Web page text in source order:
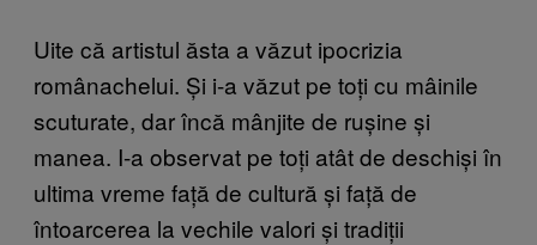
Uite că artistul ăsta a văzut ipocrizia
românachelui. Și i-a văzut pe toți cu mâinile
scuturate, dar încă mânjite de rușine și
manea. I-a observat pe toți atât de deschiși în
ultima vreme față de cultură și față de
întoarcerea la vechile valori și tradiții